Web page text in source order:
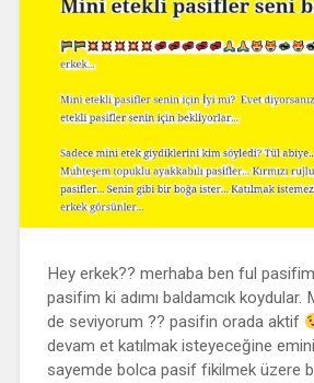
Hey erkek?? merhaba ben ful
pasifim ki adımı baldamcık koydular.
de seviyorum ?? pasifin orada aktif
devam et katılmak isteyeceğine
sayemde bolca pasif fikilmek üzere